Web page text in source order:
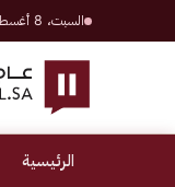
السبت، 8 أغسطس 2026 · 25 صفر 1448 هـ
الرئيسية